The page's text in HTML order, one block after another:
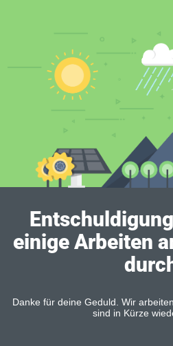
einige Arbeiten
Danke für deine Geduld. Wir
sind in Kürze